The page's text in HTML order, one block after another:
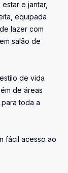
e jantar,
equipada
lazer com
salão de
de vida
de áreas
toda a
fácil acesso ao